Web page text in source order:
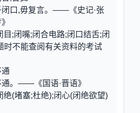
闭口,毋复言。——《史记·张
目;闭嘴;闭合电路;闭口结舌;闭
时不能查阅有关资料的考试
通。——《国语·晋语》
绝(堵塞;杜绝);闭心(闭绝欲望)